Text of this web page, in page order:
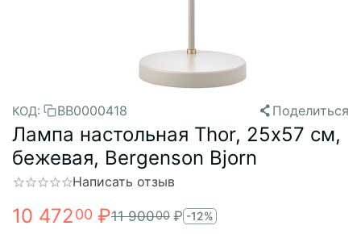
КОД: BB0000418 Поделиться
Лампа настольная Thor, 25х57 см,
бежевая, Bergenson Bjorn
Написать отзыв
10 47200 ₽11 90000 ₽ -12%